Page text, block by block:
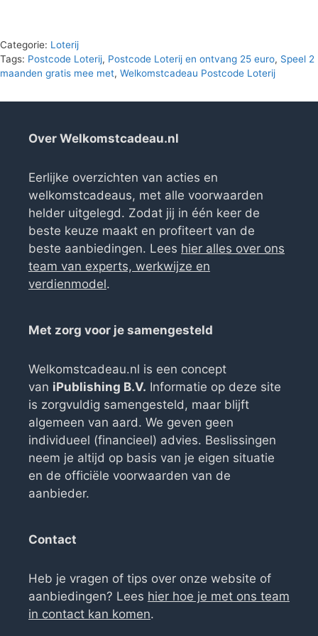
Categorie: Loterij
Tags: Postcode Loterij, Postcode Loterij en ontvang 25 euro, Speel 2
maanden gratis mee met, Welkomstcadeau Postcode Loterij
Over Welkomstcadeau.nl
Eerlijke overzichten van acties en
welkomstcadeaus, met alle voorwaarden
helder uitgelegd. Zodat jij in één keer de
beste keuze maakt en profiteert van de
beste aanbiedingen. Lees hier alles over ons
team van experts, werkwijze en
verdienmodel.
Met zorg voor je samengesteld
Welkomstcadeau.nl is een concept
van iPublishing B.V. Informatie op deze site
is zorgvuldig samengesteld, maar blijft
algemeen van aard. We geven geen
individueel (financieel) advies. Beslissingen
neem je altijd op basis van je eigen situatie
en de officiële voorwaarden van de
aanbieder.
Contact
Heb je vragen of tips over onze website of
aanbiedingen? Lees hier hoe je met ons team
in contact kan komen.